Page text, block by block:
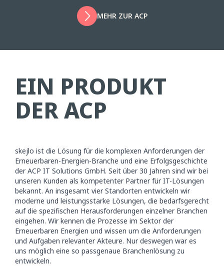
MEHR ZUR ACP
EIN PRODUKT
DER ACP
skejlo ist die Lösung für die komplexen Anforderungen der
Erneuerbaren-Energien-Branche und eine Erfolgsgeschichte
der ACP IT Solutions GmbH. Seit über 30 Jahren sind wir bei
unseren Kunden als kompetenter Partner für IT-Lösungen
bekannt. An insgesamt vier Standorten entwickeln wir
moderne und leistungsstarke Lösungen, die bedarfsgerecht
auf die spezifischen Herausforderungen einzelner Branchen
eingehen. Wir kennen die Prozesse im Sektor der
Erneuerbaren Energien und wissen um die Anforderungen
und Aufgaben relevanter Akteure. Nur deswegen war es
uns möglich eine so passgenaue Branchenlösung zu
entwickeln.